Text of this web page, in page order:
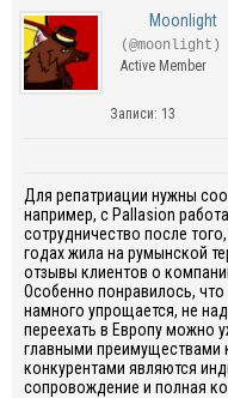
Moonlight
(@moonlight)
Active Member
Записи: 13
Для репатриации нужны
например, с Pallasion
сотрудничество после
годах жила на румынской
отзывы клиентов о
Особенно понравилось,
намного упрощается, не
переехать в Европу можно
главными преимуществами
конкурентами являются
сопровождение и полная